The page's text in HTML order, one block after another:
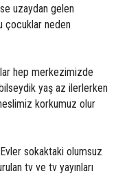
uzaydan gelen
çocuklar neden
hep merkezimizde
yaş az ilerlerken
korkumuz olur
sokaktaki olumsuz
tv ve tv yayınları